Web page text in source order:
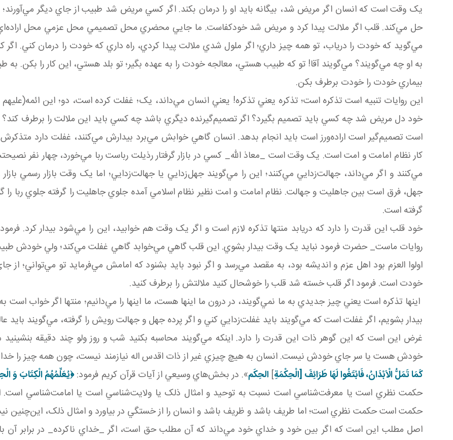
يک وقت است که انسان اگر مريض شد، بيگانه بايد او را درمان بکند. اگر کسي مريض شد طبيب از جاي ديگر
حل مي‌کند. قلب اگر ملالت پيدا کرد و مريض شد خودکفاست. ما جايي محضري محل تصميمي محل عزمي محل
مي‌گويد که خودت را درياب، تو همه چيز داري؛ اگر ملول شدي ملالت پيدا کردي، راه داري که خودت را درمان کني.
به او چه مي‌گويند؟ مي‌گويند آقا! تو که طبيب هستي، معالجه خودت را به عهده بگير؛ تو بلد هستي، اين کار را بکن.
بيماري خودت را خودت برطرف بکن.
اين روايات تنبيه است تذکره است؛ تذکره يعني تذکره! يعني انسان مي‌داند، يک؛ غفلت کرده است، دو؛ اين
خود دل مريض شد چه کسي بايد تصميم بگيرد؟ اگر تصميم‌گيرنده ديگري باشد چه کسي بايد اين ملالت را برطرف
است تصميم‌گير است اراده‌ورز است بايد انجام بدهد. انسان گاهي خوابش مي‌برد بيدارش مي‌کنند، غفلت دارد متذکرش
کار نظام امامت و امت است. يک وقت است _معاذ الله_ کسي در بازار گرفتار رذيلت رباست ربا مي‌خورد، چهار نفر
مي‌کنند و اگر مي‌داند، جهالت‌زدايي مي‌کنند؛ اين را مي‌گويند جهل‌زدايي يا جهالت‌زدايي؛ اما يک وقت بازار رسمي
جهل، فرق است بين جاهليت و جهالت. نظام امامت و امت نظير نظام اسلامي آمده جلوي جاهليت را گرفته جلوي ربا را
گرفته است.
خود قلب اين قدرت را دارد که دريابد منتها تذکره لازم است و اگر يک وقت هم خوابيد، اين را مي‌شود بيدار کرد.
روايات ماست_ حضرت فرمود نبايد يک وقت بيدار بشوي. اين قلب گاهي مي‌خوابد گاهي غفلت مي‌کند؛ ولي خودش
اولوا العزم بود اهل عزم و انديشه بود، به مقصد مي‌رسد و اگر نبود بايد بشنود که امامش مي‌فرمايد تو مي‌تواني؛
خودت است. فرمود اگر قلب خسته شد قلب را خوشحال کنيد ملالتش را برطرف کنيد.
اينها تذکره است يعني چيز جديدي به ما نمي‌گويند، در درون ما اينها هست، ما اينها را مي‌دانيم؛ منتها اگر خواب است
بيدار بشويم، اگر غفلت است که مي‌گويند بايد غفلت‌زدايي کني و اگر پرده جهل و جهالت رويش را گرفته، مي‌گويند بايد
غرض اين است که اين گوهر ذات اين قدرت را دارد. اينکه مي‌گويند محاسبه بکنيد شب و روز ولو چند دقيقه
خودش هست يا سر جاي خودش نيست. انسان به هيچ چيزي غير از ذات اقدس اله نيازمند نيست، چون همه چيز را خدا
كَمَا تَمَلُّ الْاَبْدَانُ، فَابْتَغُوا لَهَا طَرَائِفَ [الْحِكْمَةِ] الحِکَم». در بخش‌هاي وسيعي از آيات قرآن کريم فرمود:﴿يُعَلِّمُهُمُ الْكِتَابَ وَ
حکمت نظري است يا معرفت‌شناسي است نسبت به توحيد و امثال ذلک يا ولايت‌شناسي است يا امامت‌شناسي است.
حکمت است حکمت نظري است؛ اما طريف باشد و ظريف باشد و انسان را از خستگي در بياورد و امثال ذلک، اين‌چنين
اصل مطلب اين است که اگر بين خود و خداي خود مي‌داند که آن مطلب حق است، اگر _خداي ناکرده_ در برابر